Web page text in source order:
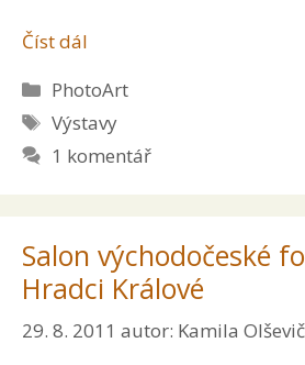
Číst dál
Rubriky
PhotoArt
Štítky
Výstavy
1 komentář
Salon východočeské
Hradci Králové
29. 8. 2011 autor: Kamila